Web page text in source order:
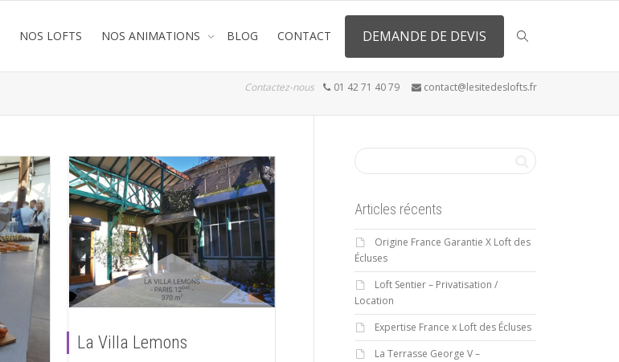
NOS LOFTS NOS ANIMATIONS BLOG CONTACT DEMANDE DE DEVIS
Contactez-nous 01 42 71 40 79 contact@lesitedeslofts.fr
La Villa Lemons
Articles récents
Origine France Garantie X Loft des
Écluses
Loft Sentier – Privatisation /
Location
Expertise France x Loft des Écluses
La Terrasse George V –